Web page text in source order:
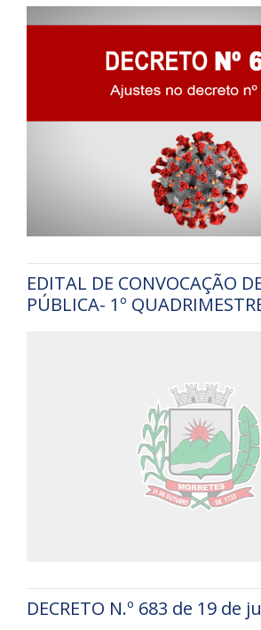
EDITAL DE CONVOCAÇÃO
PÚBLICA- 1º
DECRETO N.º 683 de 19 de